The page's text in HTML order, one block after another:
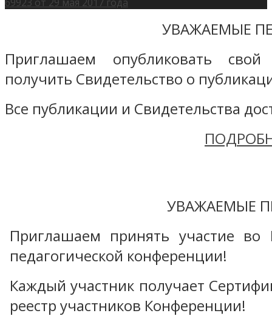
УВАЖАЕМЫЕ
Приглашаем опубликовать
получить Свидетельство о
Все публикации и Свидетельства
УВАЖАЕМЫЕ
Приглашаем принять участие во
педагогической конференции!
Каждый участник получает
реестр участников Конференции!